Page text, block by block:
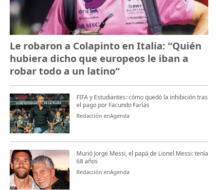
Le robaron a Colapinto en Italia: “Quién
hubiera dicho que europeos le iban a
robar todo a un latino“
FIFA y Estudiantes: cómo quedó la inhibición tras
el pago por Facundo Farías
Redacción enAgenda
Murió Jorge Messi, el papá de Lionel Messi: tenía
68 años
Redacción enAgenda